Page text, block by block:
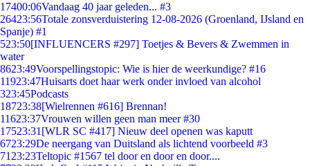
17400:06Vandaag 40 jaar geleden... #3
26423:56Totale zonsverduistering 12-08-2026 (Groenland, IJsland en
Spanje) #1
523:50[INFLUENCERS #297] Toetjes & Bevers & Zwemmen in
water
8623:49Voorspellingstopic: Wie is hier de weerkundige? #16
11923:47Huisarts doet haar werk onder invloed van alcohol
323:45Podcasts
18723:38[Wielrennen #616] Brennan!
11623:37Vrouwen willen geen man meer #30
17523:31 [WLR SC #417] Nieuw deel openen was kaputt
6723:29De neergang van Duitsland als lichtend voorbeeld #3
71 23:23Teltopic #1567 tel door en door en door....